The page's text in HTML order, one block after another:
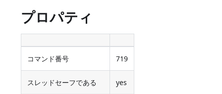
プロパティ
コマンド番号 719
スレッドセーフである yes